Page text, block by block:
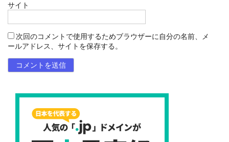
サイト
次回のコメントで使用するためブラウザーに自分の名前、メ
ールアドレス、サイトを保存する。